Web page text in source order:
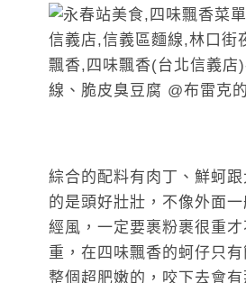
綜合的配料有肉丁、鮮蚵
的是頭好壯壯，不像外面
經風，一定要裹粉裹很重
重，在四味飄香的蚵仔只有
整個超肥嫩的，咬下去會